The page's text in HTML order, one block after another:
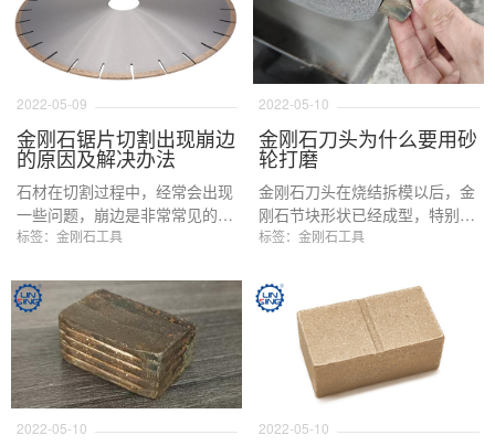
2022-05-09
金刚石锯片切割出现崩边
的原因及解决办法
石材在切割过程中，经常会出现
一些问题，崩边是非常常见的情
况，那么为什么会出现崩边的情
本文会做一个详细的介绍。
标签：金刚石工具
2022-05-10
金刚石刀头为什么要用砂
轮打磨
金刚石刀头在烧结拆模以后，金
刚石节块形状已经成型，特别是
在经过后处理工序以后，基本刀
上是可以进行包装了，但是很多
时候，负责任的工厂还要对刀头
进行最后一步的加工------砂轮打
磨，那么为什么要对刀头进行砂
轮打磨呢？下面会具体介绍一些
标签：金刚石工具
2022-05-10 2022-05-10